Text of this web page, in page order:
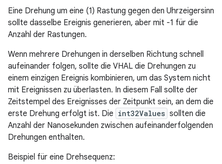
Eine Drehung um eine (1) Rastung gegen den Uhrzeigersinn
sollte dasselbe Ereignis generieren, aber mit -1 für die
Anzahl der Rastungen.
Wenn mehrere Drehungen in derselben Richtung schnell
aufeinander folgen, sollte die VHAL die Drehungen zu
einem einzigen Ereignis kombinieren, um das System nicht
mit Ereignissen zu überlasten. In diesem Fall sollte der
Zeitstempel des Ereignisses der Zeitpunkt sein, an dem die
erste Drehung erfolgt ist. Die int32Values sollten die
Anzahl der Nanosekunden zwischen aufeinanderfolgenden
Drehungen enthalten.
Beispiel für eine Drehsequenz: